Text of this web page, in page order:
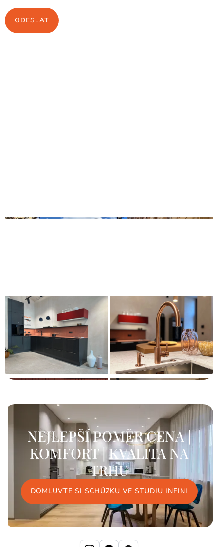
NEJLEPŠÍ POMĚR CENA |
KOMFORT | KVALITA NA
TRHU
DOMLUVTE SI SCHŮZKU VE STUDIU INFINI